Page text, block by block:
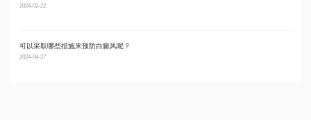
2024-02-22
可以采取哪些措施来预防白癜风呢？
2024-04-27